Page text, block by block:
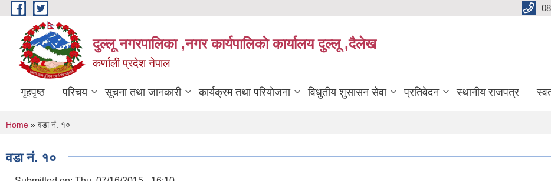
Skip to main content
दुल्लू नगरपालिका ,नगर कार्यपालिकाे कार्यालय दुल्लू ,दैलेख
कर्णाली प्रदेश नेपाल
गृहपृष्ठ परिचय सूचना तथा जानकारी कार्यक्रम तथा परियोजना विधुतीय शुसासन सेवा प्रतिवेदन स्थानीय राजपत्र
You are here
Home » वडा नं. १०
वडा नं. १०